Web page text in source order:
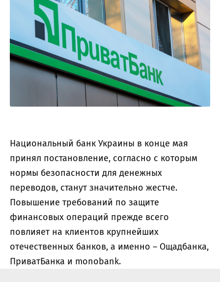
Национальный банк Украины в конце мая
принял постановление, согласно с которым
нормы безопасности для денежных
переводов, станут значительно жестче.
Повышение требований по защите
финансовых операций прежде всего
повлияет на клиентов крупнейших
отечественных банков, а именно – Ощадбанка,
ПриватБанка и monobank.